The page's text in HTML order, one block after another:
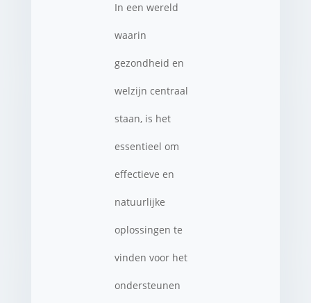
In een wereld
waarin
gezondheid en
welzijn centraal
staan, is het
essentieel om
effectieve en
natuurlijke
oplossingen te
vinden voor het
ondersteunen